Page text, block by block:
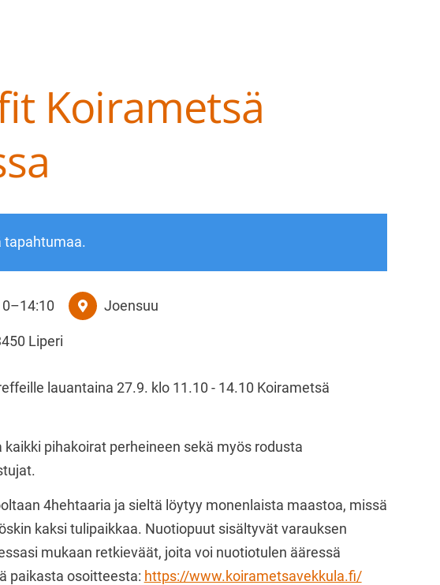
pihakoirat ry
Koirametsä
tapahtumaa.
–14:10 Joensuu
Liperi
lauantaina 27.9. klo 11.10 - 14.10 Koirametsä
pihakoirat perheineen sekä myös rodusta
4hehtaaria ja sieltä löytyy monenlaista maastoa, missä
kaksi tulipaikkaa. Nuotiopuut sisältyvät varauksen
mukaan retkieväät, joita voi nuotiotulen ääressä
paikasta osoitteesta: https://www.koirametsavekkula.fi/